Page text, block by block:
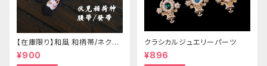
【在庫限り】和風 和柄帯/ネクタ
イ/リボン（狐面/金魚
¥900
クラシカルジュエリーパーツ
¥896